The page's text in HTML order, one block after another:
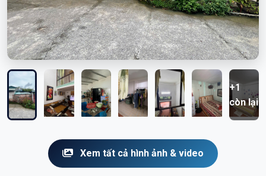
+1
còn lại
Xem tất cả hình ảnh & video